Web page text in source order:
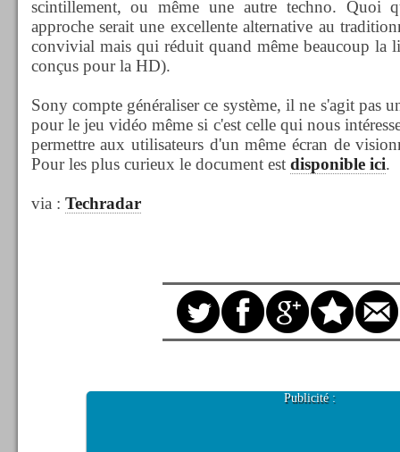
scintillement, ou même une autre techno. Quoi
approche serait une excellente alternative au
convivial mais qui réduit quand même beaucoup la
conçus pour la HD).
Sony compte généraliser ce système, il ne s'agit pas
pour le jeu vidéo même si c'est celle qui nous
permettre aux utilisateurs d'un même écran de
Pour les plus curieux le document est disponible ici.
via : Techradar
Publicité :